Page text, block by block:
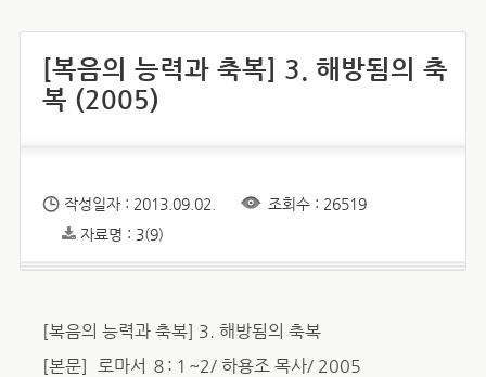
[복음의 능력과 축복] 3. 해방됨의 축
복 (2005)
작성일자 : 2013.09.02.
조회수 : 26519
자료명 : 3(9)
[복음의 능력과 축복] 3. 해방됨의 축복
[본문］로마서 ８:１~2/ 하용조 목사/ 2005